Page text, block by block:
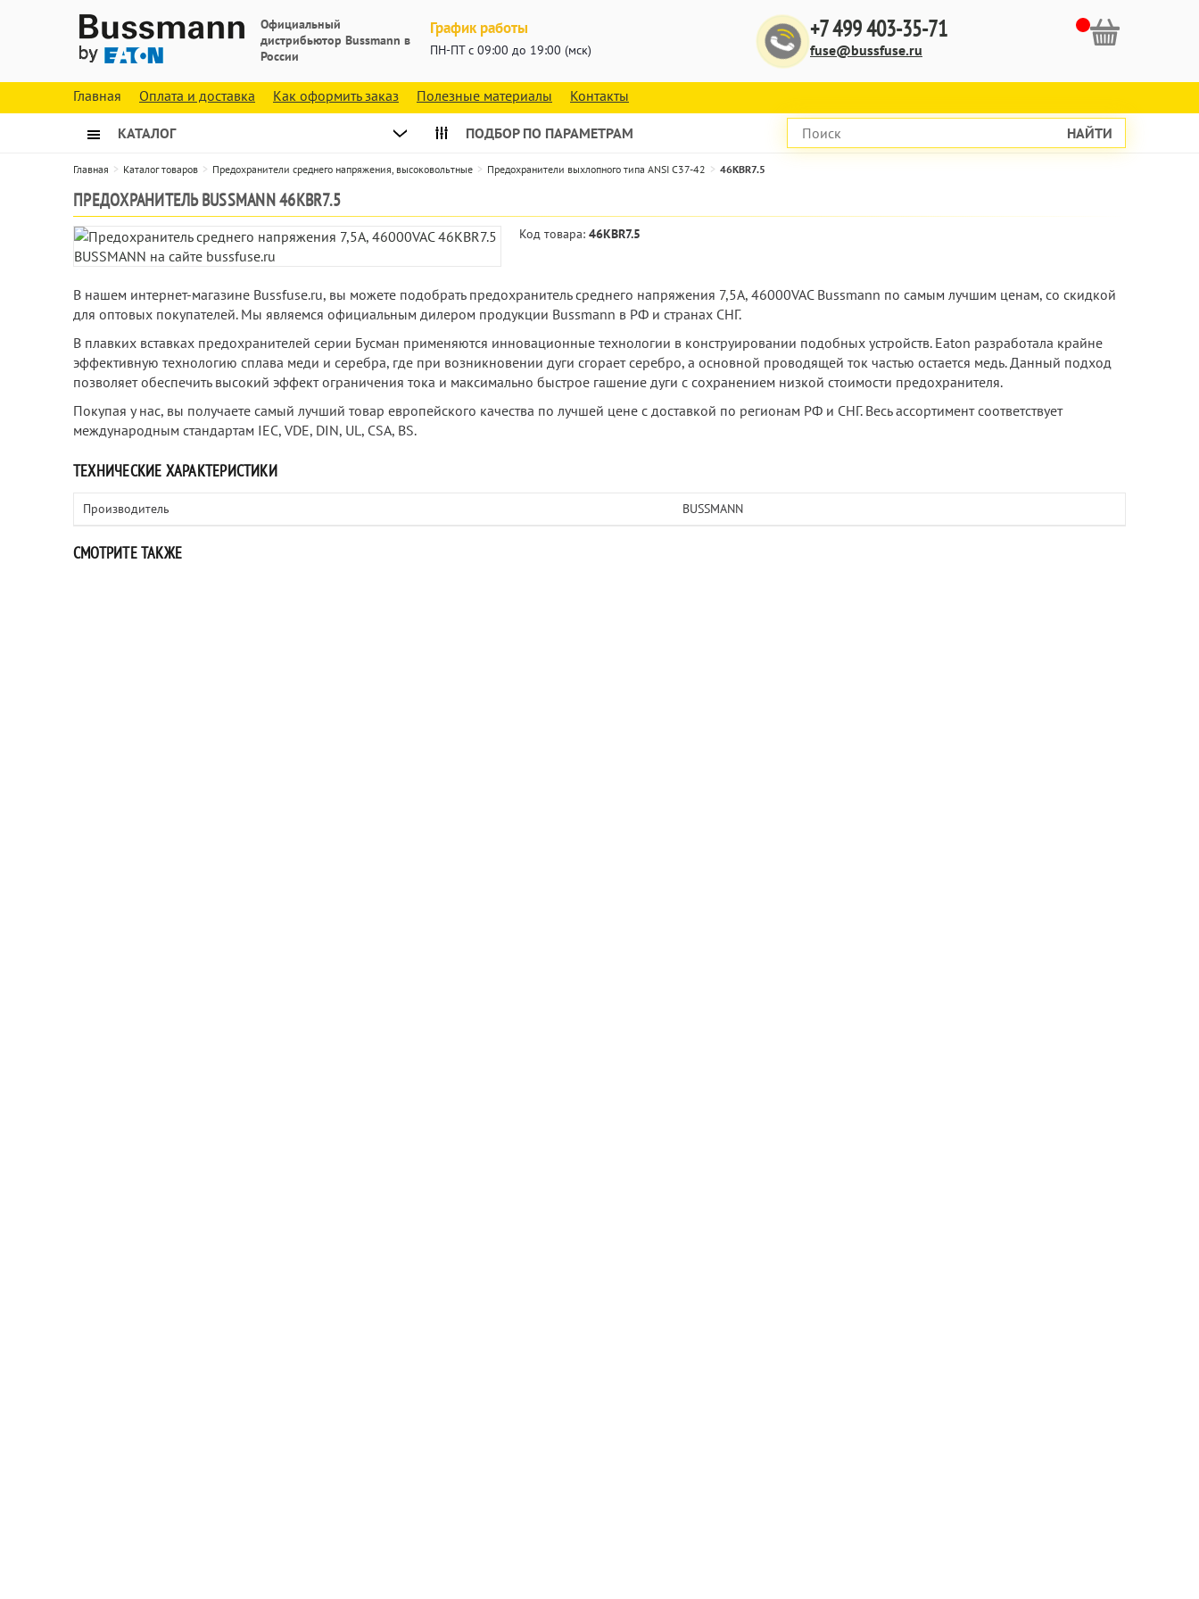
Официальный
дистрибьютор Bussmann в
России
График работы
ПН-ПТ с 09:00 до 19:00 (мск)
+7 499 403-35-71
fuse@bussfuse.ru
Главная Оплата и доставка Как оформить заказ Полезные материалы Контакты
КАТАЛОГ ПОДБОР ПО ПАРАМЕТРАМ НАЙТИ
Главная Каталог товаров Предохранители среднего напряжения, высоковольтные Предохранители выхлопного типа ANSI C37-42 46KBR7.5
ПРЕДОХРАНИТЕЛЬ BUSSMANN 46KBR7.5
Код товара: 46KBR7.5
В нашем интернет-магазине Bussfuse.ru, вы можете подобрать предохранитель среднего напряжения 7,5А, 46000VAC Bussmann по самым лучшим ценам, со скидкой
для оптовых покупателей. Мы являемся официальным дилером продукции Bussmann в РФ и странах СНГ.
В плавких вставках предохранителей серии Бусман применяются инновационные технологии в конструировании подобных устройств. Eaton разработала крайне
эффективную технологию сплава меди и серебра, где при возникновении дуги сгорает серебро, а основной проводящей ток частью остается медь. Данный подход
позволяет обеспечить высокий эффект ограничения тока и максимально быстрое гашение дуги с сохранением низкой стоимости предохранителя.
Покупая у нас, вы получаете самый лучший товар европейского качества по лучшей цене с доставкой по регионам РФ и СНГ. Весь ассортимент соответствует
международным стандартам IEC, VDE, DIN, UL, CSA, BS.
ТЕХНИЧЕСКИЕ ХАРАКТЕРИСТИКИ
Производитель BUSSMANN
СМОТРИТЕ ТАКЖЕ